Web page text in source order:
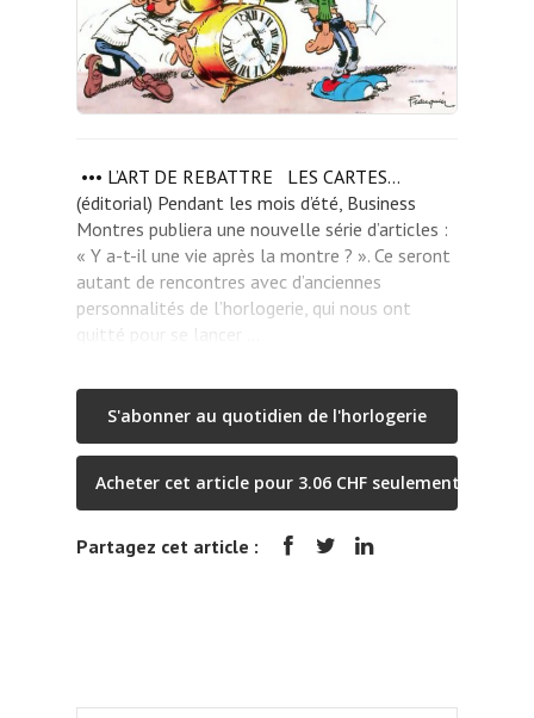
••• L’ART DE REBATTRE LES CARTES…
(éditorial) Pendant les mois d’été, Business
Montres publiera une nouvelle série d’articles :
« Y a-t-il une vie après la montre ? ». Ce seront
autant de rencontres avec d’anciennes
personnalités de l’horlogerie, qui nous ont
quitté pour se lancer …
S'abonner au quotidien de l'horlogerie
Acheter cet article pour 3.06 CHF seulement
Partagez cet article :